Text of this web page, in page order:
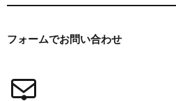
フォームでお問い合わせ